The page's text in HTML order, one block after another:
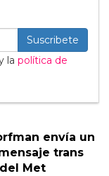
Suscribete
la política de
envía un
trans
Met